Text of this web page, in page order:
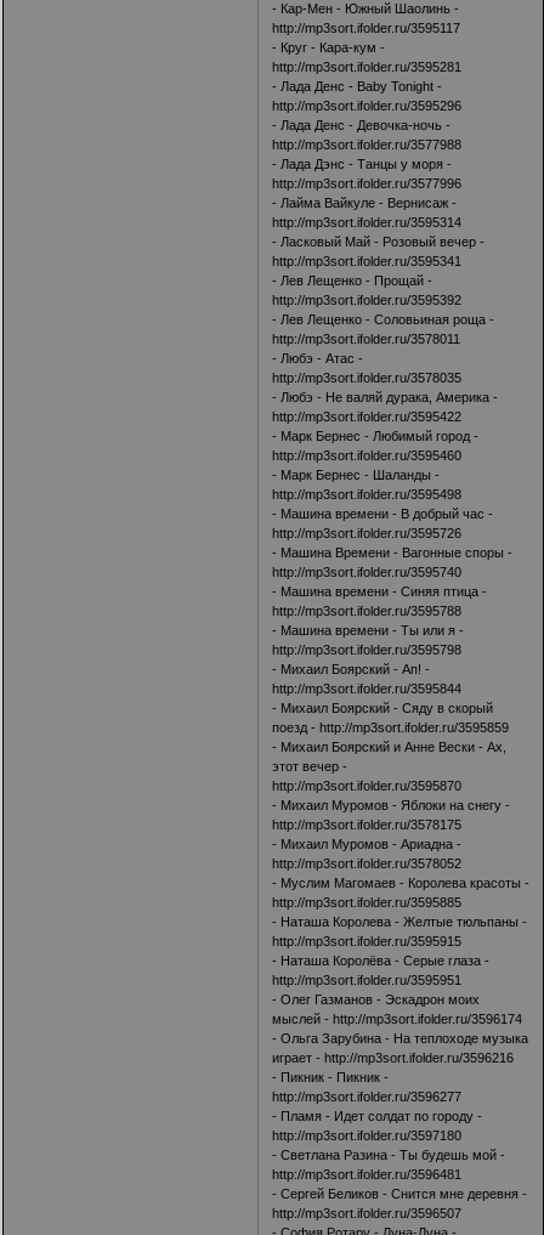
- Кар-Мен - Южный Шаолинь -
http://mp3sort.ifolder.ru/3595117
- Круг - Кара-кум -
http://mp3sort.ifolder.ru/3595281
- Лада Денс - Baby Tonight -
http://mp3sort.ifolder.ru/3595296
- Лада Денс - Девочка-ночь -
http://mp3sort.ifolder.ru/3577988
- Лада Дэнс - Танцы у моря -
http://mp3sort.ifolder.ru/3577996
- Лайма Вайкуле - Вернисаж -
http://mp3sort.ifolder.ru/3595314
- Ласковый Май - Розовый вечер -
http://mp3sort.ifolder.ru/3595341
- Лев Лещенко - Прощай -
http://mp3sort.ifolder.ru/3595392
- Лев Лещенко - Соловьиная роща -
http://mp3sort.ifolder.ru/3578011
- Любэ - Атас -
http://mp3sort.ifolder.ru/3578035
- Любэ - Не валяй дурака, Америка -
http://mp3sort.ifolder.ru/3595422
- Марк Бернес - Любимый город -
http://mp3sort.ifolder.ru/3595460
- Марк Бернес - Шаланды -
http://mp3sort.ifolder.ru/3595498
- Машина времени - В добрый час -
http://mp3sort.ifolder.ru/3595726
- Машина Времени - Вагонные споры -
http://mp3sort.ifolder.ru/3595740
- Машина времени - Синяя птица -
http://mp3sort.ifolder.ru/3595788
- Машина времени - Ты или я -
http://mp3sort.ifolder.ru/3595798
- Михаил Боярский - Ап! -
http://mp3sort.ifolder.ru/3595844
- Михаил Боярский - Сяду в скорый
поезд - http://mp3sort.ifolder.ru/3595859
- Михаил Боярский и Анне Вески - Ах,
этот вечер -
http://mp3sort.ifolder.ru/3595870
- Михаил Муромов - Яблоки на снегу -
http://mp3sort.ifolder.ru/3578175
- Михаил Муромов - Ариадна -
http://mp3sort.ifolder.ru/3578052
- Муслим Магомаев - Королева красоты -
http://mp3sort.ifolder.ru/3595885
- Наташа Королева - Желтые тюльпаны -
http://mp3sort.ifolder.ru/3595915
- Наташа Королёва - Серые глаза -
http://mp3sort.ifolder.ru/3595951
- Олег Газманов - Эскадрон моих
мыслей - http://mp3sort.ifolder.ru/3596174
- Ольга Зарубина - На теплоходе музыка
играет - http://mp3sort.ifolder.ru/3596216
- Пикник - Пикник -
http://mp3sort.ifolder.ru/3596277
- Пламя - Идет солдат по городу -
http://mp3sort.ifolder.ru/3597180
- Светлана Разина - Ты будешь мой -
http://mp3sort.ifolder.ru/3596481
- Сергей Беликов - Снится мне деревня -
http://mp3sort.ifolder.ru/3596507